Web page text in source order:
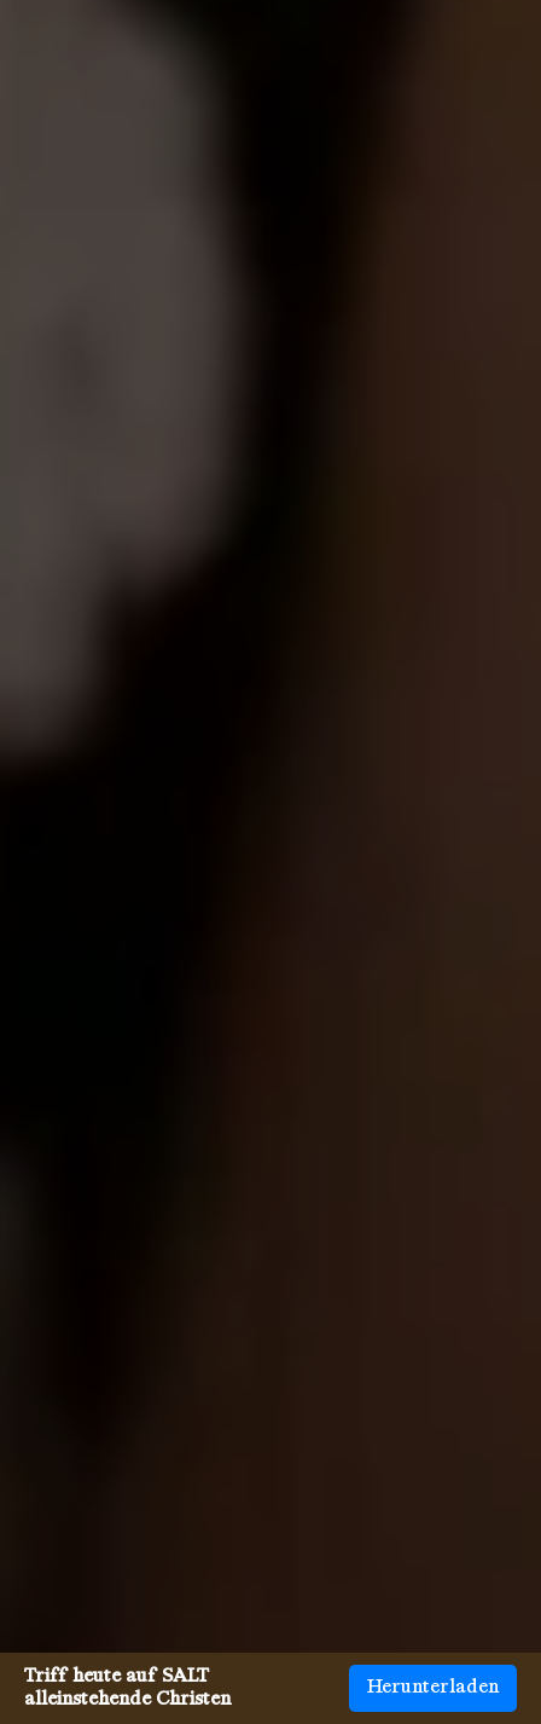
Triff heute auf SALT
alleinstehende Christen
Herunterladen